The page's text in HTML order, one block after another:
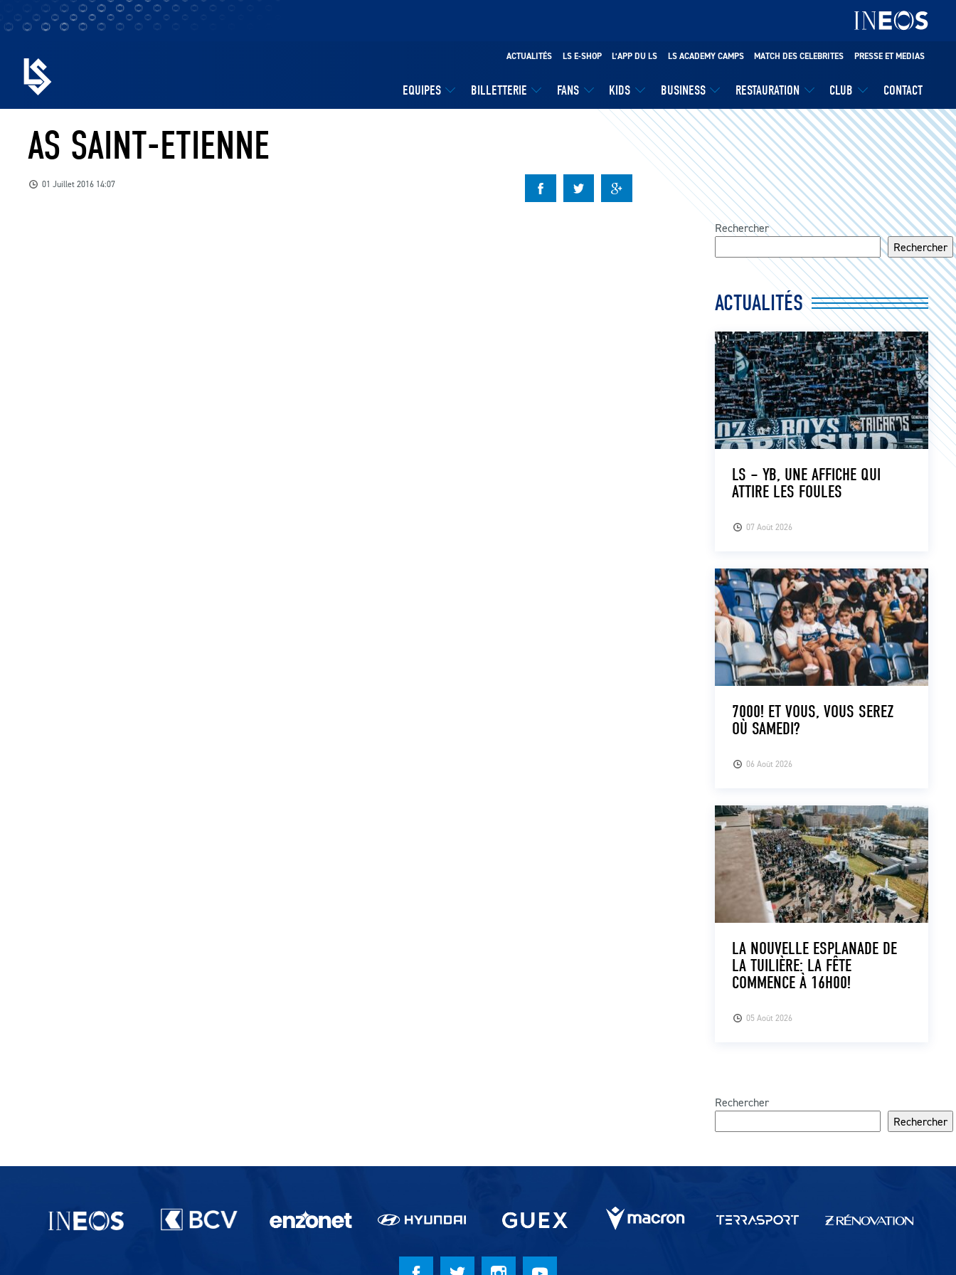
EQUIPES BILLETTERIE FANS KIDS BUSINESS RESTAURATION CLUB CONTACT
ACTUALITÉS LS E-SHOP L’APP DU LS LS ACADEMY CAMPS MATCH DES CELEBRITES PRESSE ET MEDIAS
AS SAINT-ETIENNE
01 Juillet 2016 14:07
Rechercher
Rechercher
ACTUALITÉS
07 Août 2026
LS – YB, UNE AFFICHE QUI
ATTIRE LES FOULES
06 Août 2026
7000! ET VOUS, VOUS SEREZ
OÙ SAMEDI?
05 Août 2026
LA NOUVELLE ESPLANADE DE
LA TUILIÈRE: LA FÊTE
COMMENCE À 16H00!
Rechercher
Rechercher
Partenaires du lausanne-Sport